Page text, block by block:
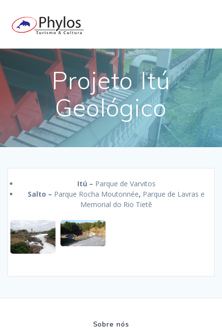
Projeto Itú
Geológico
Itú – Parque de Varvitos
Salto – Parque Rocha Moutonnée, Parque de Lavras e
Memorial do Rio Tietê
Sobre nós